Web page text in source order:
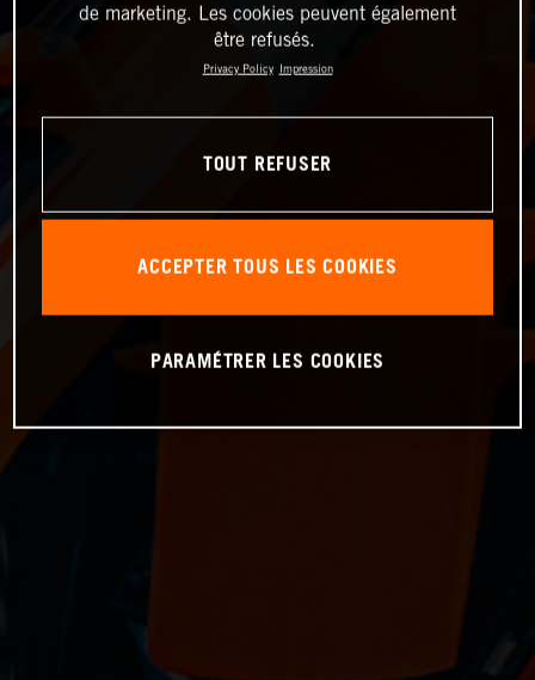
de marketing. Les cookies peuvent également
être refusés.
Privacy Policy Impression
TOUT REFUSER
ACCEPTER TOUS LES COOKIES
PARAMÉTRER LES COOKIES